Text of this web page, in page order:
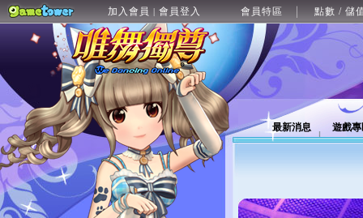
加入會員 | 會員登入 會員特區 點數 / 儲
最新消息 遊戲